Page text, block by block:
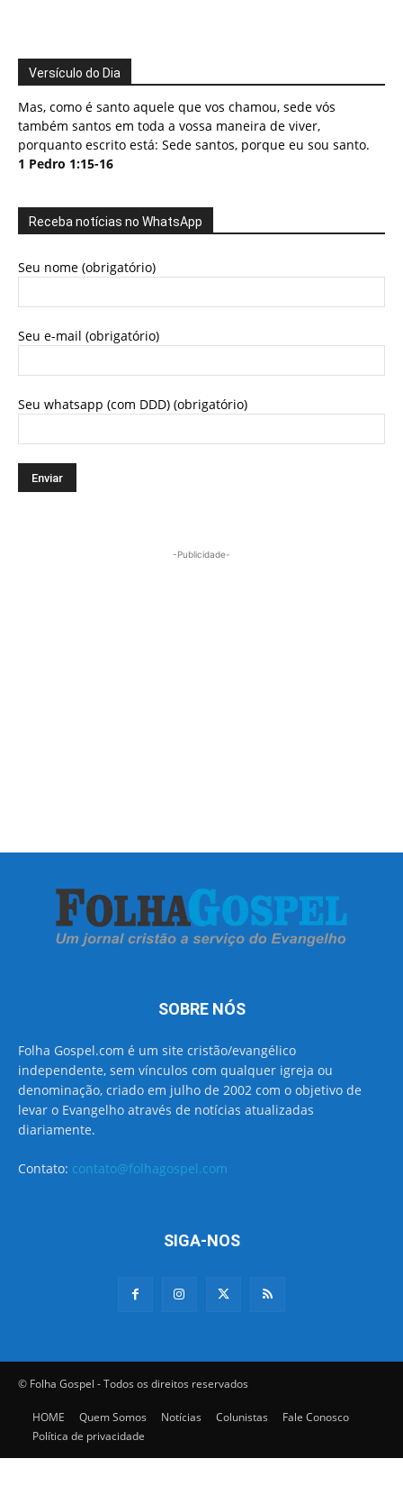
Versículo do Dia
Mas, como é santo aquele que vos chamou, sede vós
também santos em toda a vossa maneira de viver,
porquanto escrito está: Sede santos, porque eu sou santo.
1 Pedro 1:15-16
Receba notícias no WhatsApp
Seu nome (obrigatório)
Seu e-mail (obrigatório)
Seu whatsapp (com DDD) (obrigatório)
-Publicidade-
SOBRE NÓS
Folha Gospel.com é um site cristão/evangélico
independente, sem vínculos com qualquer igreja ou
denominação, criado em julho de 2002 com o objetivo de
levar o Evangelho através de notícias atualizadas
diariamente.
Contato: contato@folhagospel.com
SIGA-NOS
© Folha Gospel - Todos os direitos reservados
HOME Quem Somos Notícias Colunistas
Fale Conosco
Política de privacidade